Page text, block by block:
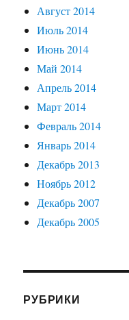
Август 2014
Июль 2014
Июнь 2014
Май 2014
Апрель 2014
Март 2014
Февраль 2014
Январь 2014
Декабрь 2013
Ноябрь 2012
Декабрь 2007
Декабрь 2005
РУБРИКИ